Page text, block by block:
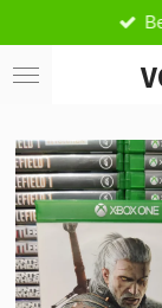
direct
naar